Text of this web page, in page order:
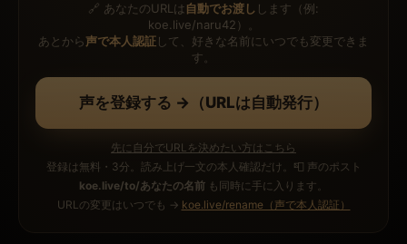
🔗 あなたのURLは自動でお渡し します（例:
koe.live/naru42）。
あとから声で本人認証して、好きな名前にいつでも変更できま
す。
声を登録する →（URLは自動発行）
先に自分でURLを決めたい方はこちら
登録は無料・3分。読み上げ一文の本人確認だけ。📮 声のポスト
koe.live/to/あなたの名前 も同時に手に入ります。
URLの変更はいつでも → koe.live/rename（声で本人認証）